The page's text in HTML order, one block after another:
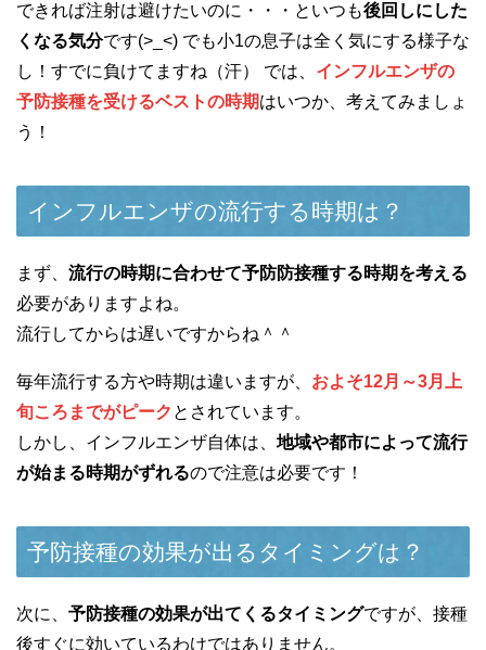
できれば注射は避けたいのに・・・といつも後回しにした
くなる気分です(>_<) でも小1の息子は全く気にする様子な
し！すでに負けてますね（汗） では、 インフルエンザの
予防接種を受けるベストの時期はいつか、考えてみましょ
う！
インフルエンザの流行する時期は？
まず、 流行の時期に合わせて予防防接種する時期を考える
必要がありますよね。
流行してからは遅いですからね＾＾
毎年流行する方や時期は違いますが、 およそ12月～3月上
旬ころまでがピーク とされています。
しかし、インフルエンザ自体は、 地域や都市によって流行
が始まる時期がずれるので注意は必要です！
予防接種の効果が出るタイミングは？
次に、 予防接種の効果が出てくるタイミングですが、接種
後すぐに効いているわけではありません。